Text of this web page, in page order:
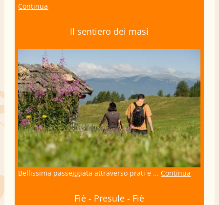
Continua
Il sentiero dei masi
Bellissima passeggiata attraverso prati e ...Continua
Fiè - Presule - Fiè